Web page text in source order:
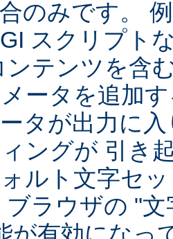
のみです。
スクリプト
ンテンツを含
ータを追加
タが出力に
ングが 引き
ルト文字セ
ブラウザの "
が有効になっ